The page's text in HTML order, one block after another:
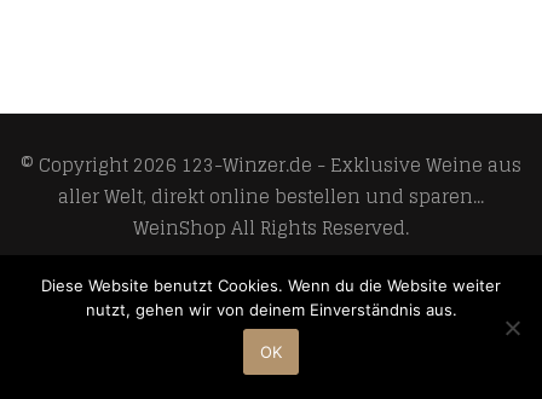
© Copyright 2026 123-Winzer.de - Exklusive Weine aus
aller Welt, direkt online bestellen und sparen...
WeinShopAll Rights Reserved.
Develop and design by
Meoso GmbH
Diese Website benutzt Cookies. Wenn du die Website weiter
nutzt, gehen wir von deinem Einverständnis aus.
OK